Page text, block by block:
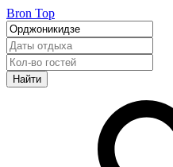
Bron Top
Найти